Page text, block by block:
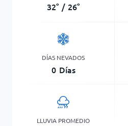
32° / 26°
DÍAS NEVADOS
0 Días
LLUVIA PROMEDIO